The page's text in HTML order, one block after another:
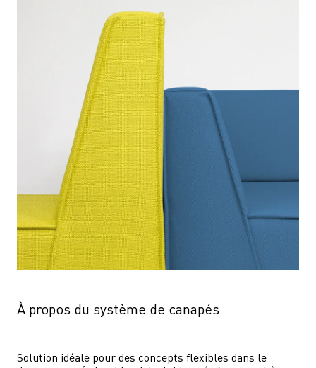
À propos du système de canapés
Solution idéale pour des concepts flexibles dans le